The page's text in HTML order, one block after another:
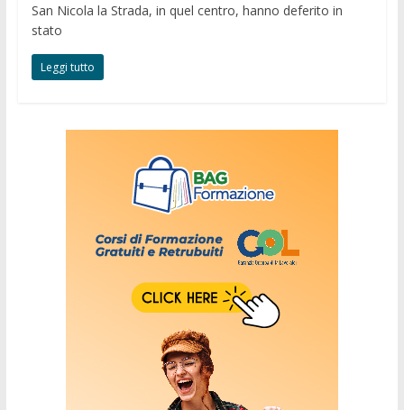
San Nicola la Strada, in quel centro, hanno deferito in
stato
Leggi tutto